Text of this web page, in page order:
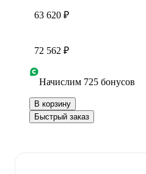
63 620 ₽
72 562 ₽
Начислим 725 бонусов
В корзину
Быстрый заказ